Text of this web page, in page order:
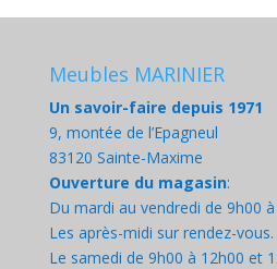
Meubles MARINIER
Un savoir-faire depuis 1971
9, montée de l’Epagneul
83120 Sainte-Maxime
Ouverture du magasin:
Du mardi au vendredi de 9h00
Les après-midi sur rendez-vous.
Le samedi de 9h00 à 12h00 et